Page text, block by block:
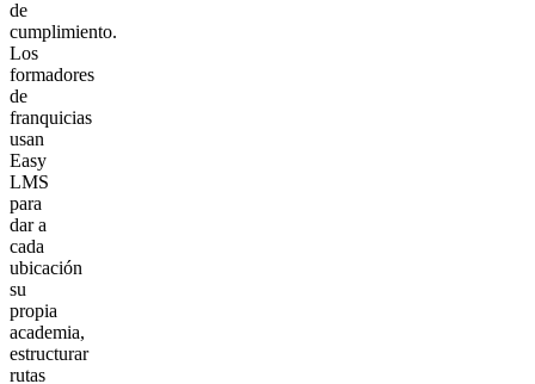
de
cumplimiento.
Los
formadores
de
franquicias
usan
Easy
LMS
para
dar a
cada
ubicación
su
propia
academia,
estructurar
rutas